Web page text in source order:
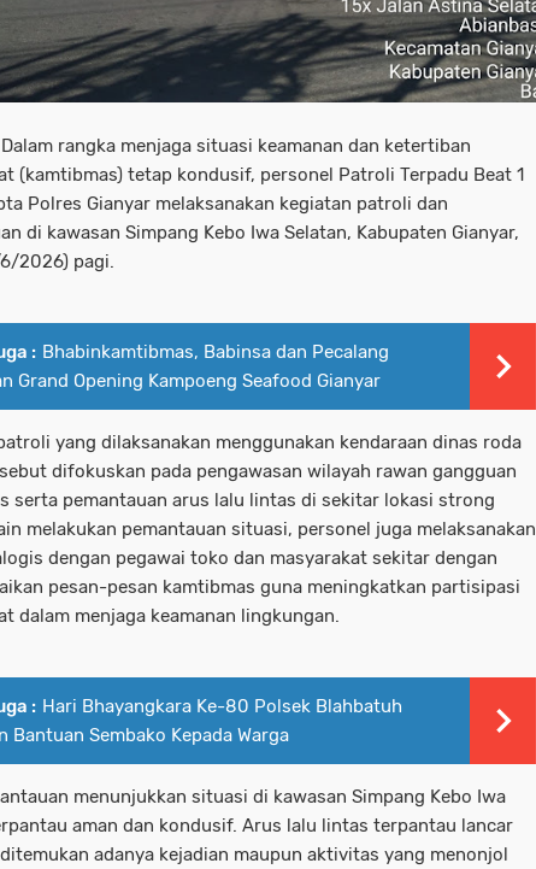
rangka menjaga situasi keamanan dan ketertiban
(kamtibmas) tetap kondusif, personel Patroli Terpadu Beat 1
Polres Gianyar melaksanakan kegiatan patroli dan
di kawasan Simpang Kebo Iwa Selatan, Kabupaten Gianyar,
2026) pagi.
: Bhabinkamtibmas, Babinsa dan Pecalang
Grand Opening Kampoeng Seafood Gianyar
yang dilaksanakan menggunakan kendaraan dinas roda
difokuskan pada pengawasan wilayah rawan gangguan
serta pemantauan arus lalu lintas di sekitar lokasi strong
melakukan pemantauan situasi, personel juga melaksanakan
dengan pegawai toko dan masyarakat sekitar dengan
pesan-pesan kamtibmas guna meningkatkan partisipasi
dalam menjaga keamanan lingkungan.
: Hari Bhayangkara Ke-80 Polsek Blahbatuh
Bantuan Sembako Kepada Warga
menunjukkan situasi di kawasan Simpang Kebo Iwa
aman dan kondusif. Arus lalu lintas terpantau lancar
adanya kejadian maupun aktivitas yang menonjol